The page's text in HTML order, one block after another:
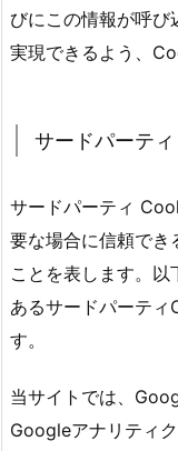
びにこの情報が呼
実現できるよう、
サードパーテ
サードパーティ
要な場合に信頼でき
ことを表します。
あるサードパーティ
す。
当サイトでは、
Gооglеアナリティ